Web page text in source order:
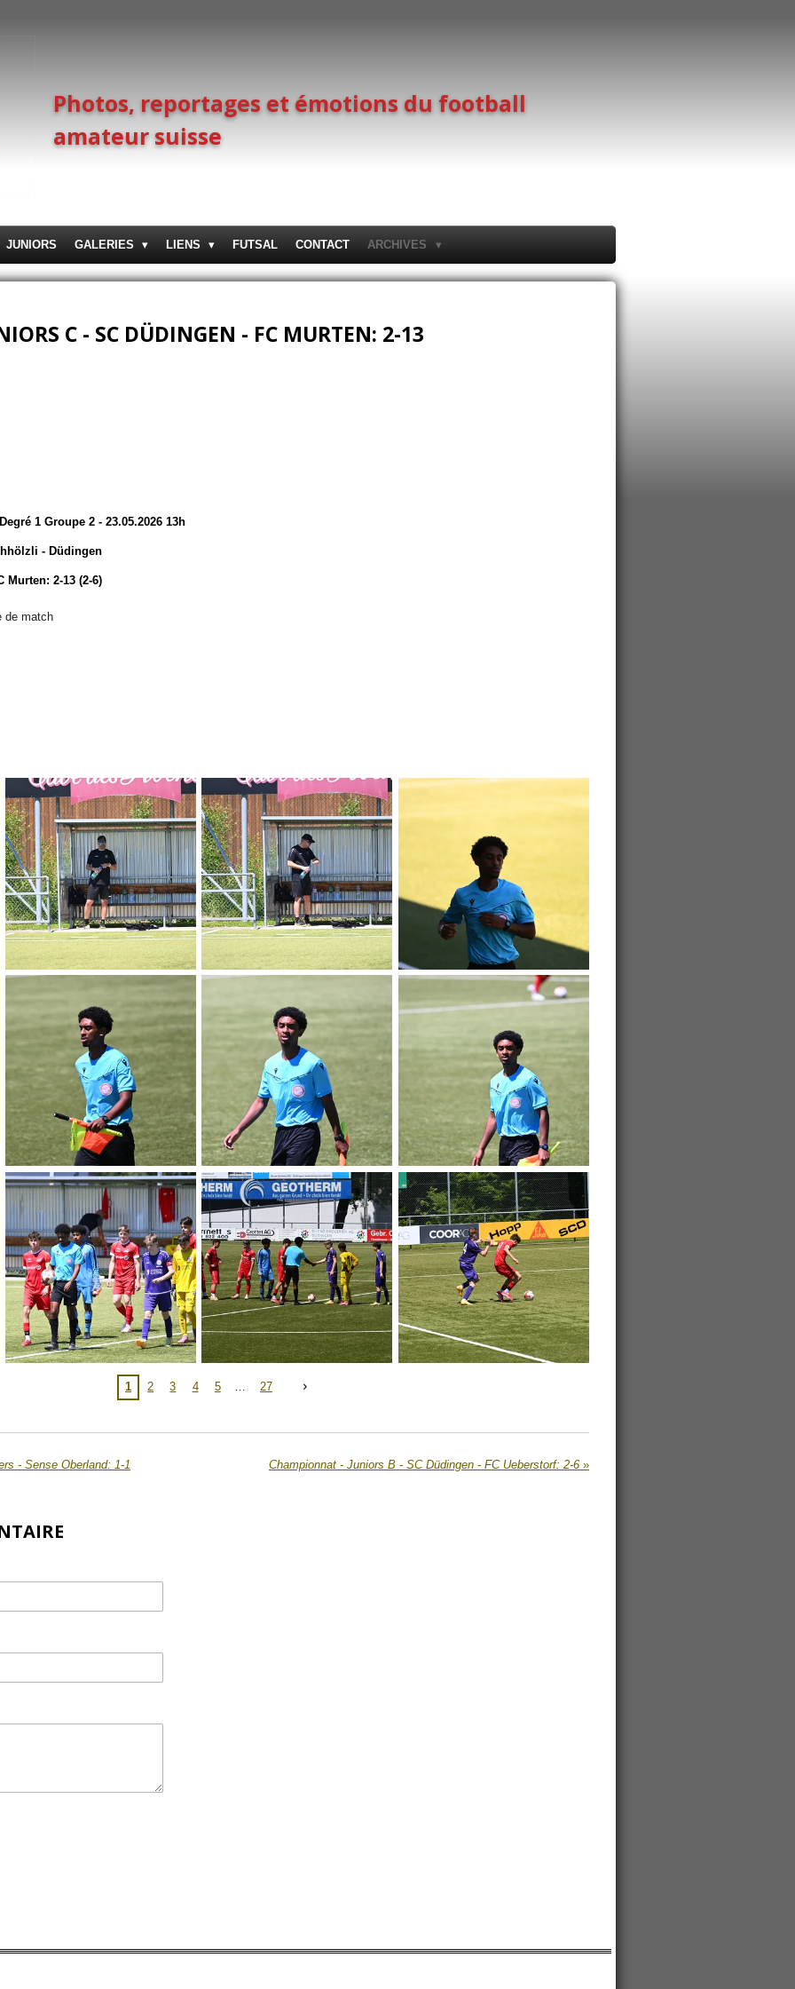
Photos, reportages et émotions du football
amateur suisse
JUNIORS GALERIES LIENS FUTSAL CONTACT ARCHIVES
C - SC DÜDINGEN - FC MURTEN: 2-13
1 Groupe 2 - 23.05.2026 13h
- Düdingen
Murten: 2-13 (2-6)
de match
1 2 3 4 5 27
- Sense Oberland: 1-1 Championnat - Juniors B - SC Düdingen - FC Ueberstorf: 2-6 »